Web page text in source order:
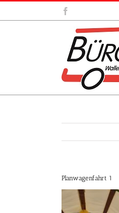
Zum
springen
Planwagenfahrt 1